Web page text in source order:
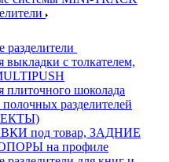
выкладки с толкателем,
плиточного шоколада
разделителей
под товар, ЗАДНИЕ
на профиле